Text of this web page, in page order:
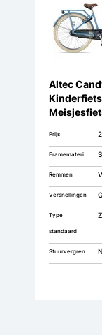
Altec
Prijs
Framemateriaal
Remmen
Versnellingen
Type
standaard
Stuurvergrendeling